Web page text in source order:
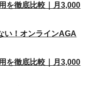
を徹底比較｜月3,000
い！オンラインAGA
を徹底比較｜月3,000